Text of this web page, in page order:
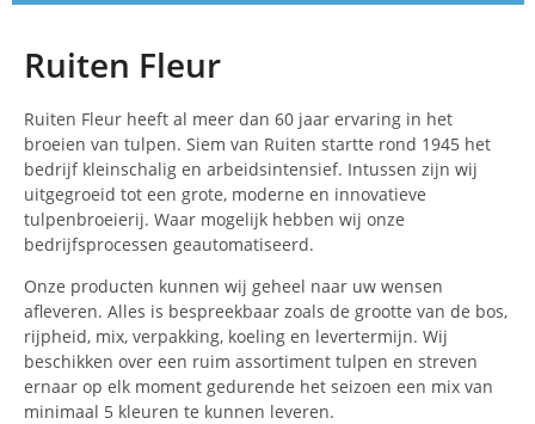
Ruiten Fleur
Ruiten Fleur heeft al meer dan 60 jaar ervaring in het
broeien van tulpen. Siem van Ruiten startte rond 1945 het
bedrijf kleinschalig en arbeidsintensief. Intussen zijn wij
uitgegroeid tot een grote, moderne en innovatieve
tulpenbroeierij. Waar mogelijk hebben wij onze
bedrijfsprocessen geautomatiseerd.
Onze producten kunnen wij geheel naar uw wensen
afleveren. Alles is bespreekbaar zoals de grootte van de bos,
rijpheid, mix, verpakking, koeling en levertermijn. Wij
beschikken over een ruim assortiment tulpen en streven
ernaar op elk moment gedurende het seizoen een mix van
minimaal 5 kleuren te kunnen leveren.